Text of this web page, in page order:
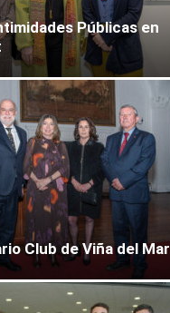
Públicas en
Club de Viña del Mar